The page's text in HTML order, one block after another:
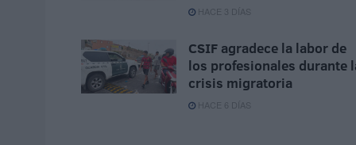
HACE 3 DÍAS
CSIF agradece la labor de
los profesionales durante
crisis migratoria
HACE 6 DÍAS